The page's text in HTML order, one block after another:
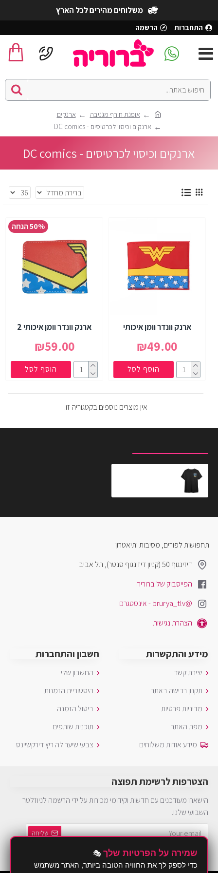
משלוחים מהירים לכל הארץ
התחברות הרשמה
אופנת חורף מגניבה
ארנקים
ארנקים וכיסוי לכרטיסים - DC comics
ארנקים וכיסוי לכרטיסים - DC comics
ארנק וונדר וומן איכותי
₪49.00
הוסף לסל
50% הנחה
ארנק וונדר וומן איכותי 2
₪59.00
הוסף לסל
אין מוצרים נוספים בקטגוריה זו.
תחפושות לפורים, מסיבות ותיאטרון
דיזינגוף 50 (קניון דיזינגוף סנטר), תל אביב
הפייסבוק של ברוריה
@brurya_tlv - אינסטגרם
הצהרת נגישות
מידע והתקשרות
יצירת קשר
תקנון רכישה באתר
מדיניות פרטיות
מפת האתר
מידע אודות משלוחים
חשבון והתחברות
החשבון שלי
היסטוריית הזמנות
ביטול הזמנה
תוכנית שותפים
צבעי שיער לה ריץ דירקשיינס
הצטרפות לרשימת תפוצה
הישארו מעודכנים עם חדשות וקידומי מכירות על ידי הרשמה לניוזלטר
השבועי שלנו.
שליחה
הינך חייב להסכים למדיניות פרטיות
שמירה על הפרטיות שלך 🎭
כדי לספק לך את החוויה הטובה ביותר, האתר משתמש